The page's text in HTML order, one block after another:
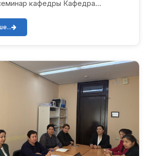
кафедры Кафедра
наук. На семинаре...